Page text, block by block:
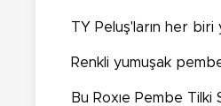
TY Peluş'ların her biri
Renkli yumuşak
Bu Roxıe Pembe Tilki